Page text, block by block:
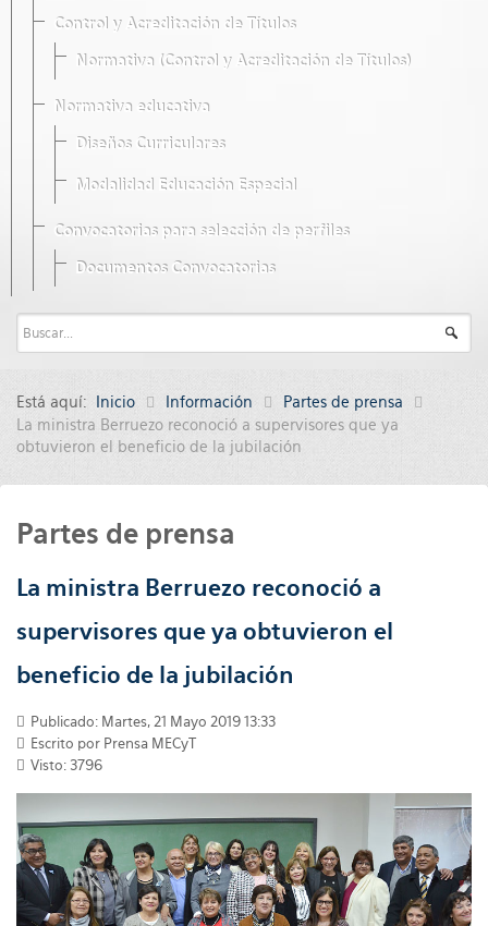
Control y Acreditación de Títulos
Normativa (Control y Acreditación de Títulos)
Normativa educativa
Diseños Curriculares
Modalidad Educación Especial
Convocatorias para selección de perfiles
Documentos Convocatorias
Está aquí: Inicio Información
Partes de prensa
La ministra Berruezo reconoció a supervisores que ya
obtuvieron el beneficio de la jubilación
Partes de prensa
La ministra Berruezo reconoció a
supervisores que ya obtuvieron el
beneficio de la jubilación
Publicado: Martes, 21 Mayo 2019 13:33
Escrito por Prensa MECyT
Visto: 3796